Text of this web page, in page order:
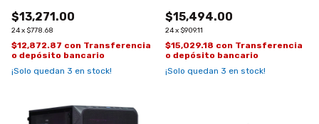
$13,271.00
24x $778.68
$12,872.87 con Transferencia
o depósito bancario
¡Solo quedan 3 en stock!
$15,494.00
24x $909.11
$15,029.18 con Transferencia
o depósito bancario
¡Solo quedan 3 en stock!